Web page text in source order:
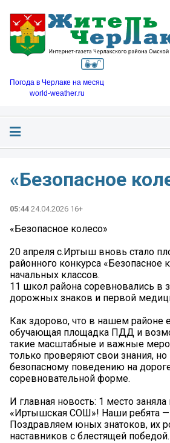
Погода в Черлаке на месяц
world-weather.ru
«Безопасное
05:44 24.04.2026 16+
«Безопасное колесо»
20 апреля с.Иртыш вновь стало
районного конкурса «Безопасное
начальных классов.
11 школ района соревновались в
дорожных знаков и первой
Как здорово, что в нашем районе
обучающая площадка ПДД и
такие масштабные и важные
только проверяют свои знания, но
безопасному поведению на
соревновательной форме.
И главная новость: 1 место
«Иртышская СОШ»! Наши ребята
Поздравляем юных знатоков, их
наставников с блестящей